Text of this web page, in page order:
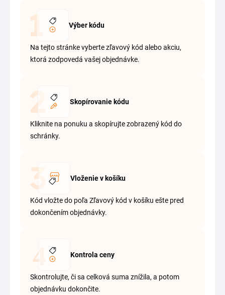
Výber kódu
Na tejto stránke vyberte zľavový kód alebo akciu,
ktorá zodpovedá vašej objednávke.
Skopírovanie kódu
Kliknite na ponuku a skopírujte zobrazený kód do
schránky.
Vloženie v košíku
Kód vložte do poľa Zľavový kód v košíku ešte pred
dokončením objednávky.
Kontrola ceny
Skontrolujte, či sa celková suma znížila, a potom
objednávku dokončite.